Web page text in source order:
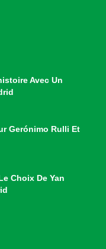
Avec Un
Gerónimo Rulli Et
Choix De Yan